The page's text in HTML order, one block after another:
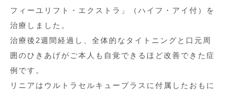
フィーユリフト・エクストラ」（ハイフ・アイ付）を
治療しました。
治療後2週間経過し、全体的なタイトニングと口元周
囲のひきあげがご本人も自覚できるほど改善できた症
例です。
リニアはウルトラセルキュープラスに付属したおもに